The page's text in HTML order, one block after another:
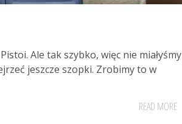
Ale tak szybko, więc nie miałyśmy
jeszcze szopki. Zrobimy to w
READ MORE